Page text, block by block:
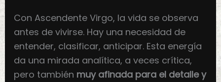
Con Ascendente Virgo, la vida se observa
antes de vivirse. Hay una necesidad de
entender, clasificar, anticipar. Esta energía
da una mirada analítica, a veces crítica,
pero también muy afinada para el detalle y